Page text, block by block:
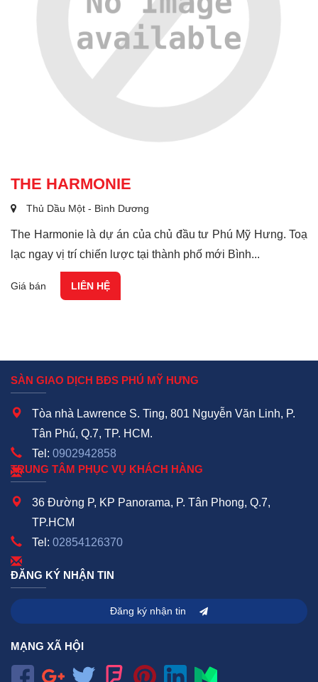
THE HARMONIE
Thủ Dầu Một - Bình Dương
The Harmonie là dự án của chủ đầu tư Phú Mỹ Hưng. Toạ
lạc ngay vị trí chiến lược tại thành phố mới Bình...
Giá bán LIÊN HỆ
SÀN GIAO DỊCH BĐS PHÚ MỸ HƯNG
Tòa nhà Lawrence S. Ting, 801 Nguyễn Văn Linh, P.
Tân Phú, Q.7, TP. HCM.
Tel: 0902942858
TRUNG TÂM PHỤC VỤ KHÁCH HÀNG
36 Đường P, KP Panorama, P. Tân Phong, Q.7,
TP.HCM
Tel: 02854126370
ĐĂNG KÝ NHẬN TIN
Đăng ký nhận tin
MẠNG XÃ HỘI